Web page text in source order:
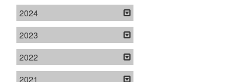
2024
2023
2022
2021